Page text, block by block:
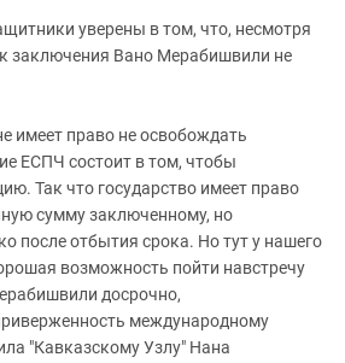
уверены в том, что, несмотря
заключения Вано Мерабишвили не
имеет право не освобождать
ЕСПЧ состоит в том, чтобы
Так что государство имеет право
сумму заключенному, но
после отбытия срока. Но тут у нашего
возможность пойти навстречу
досрочно,
международному
"Кавказскому Узлу" Нана